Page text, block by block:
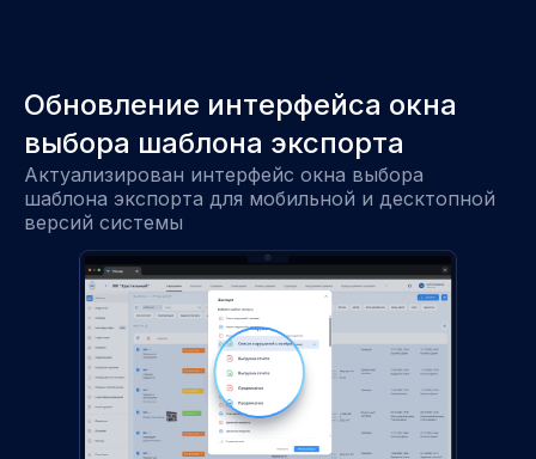
Обновление интерфейса окна
выбора шаблона экспорта
Актуализирован интерфейс окна выбора
шаблона экспорта для мобильной и десктопной
версий системы